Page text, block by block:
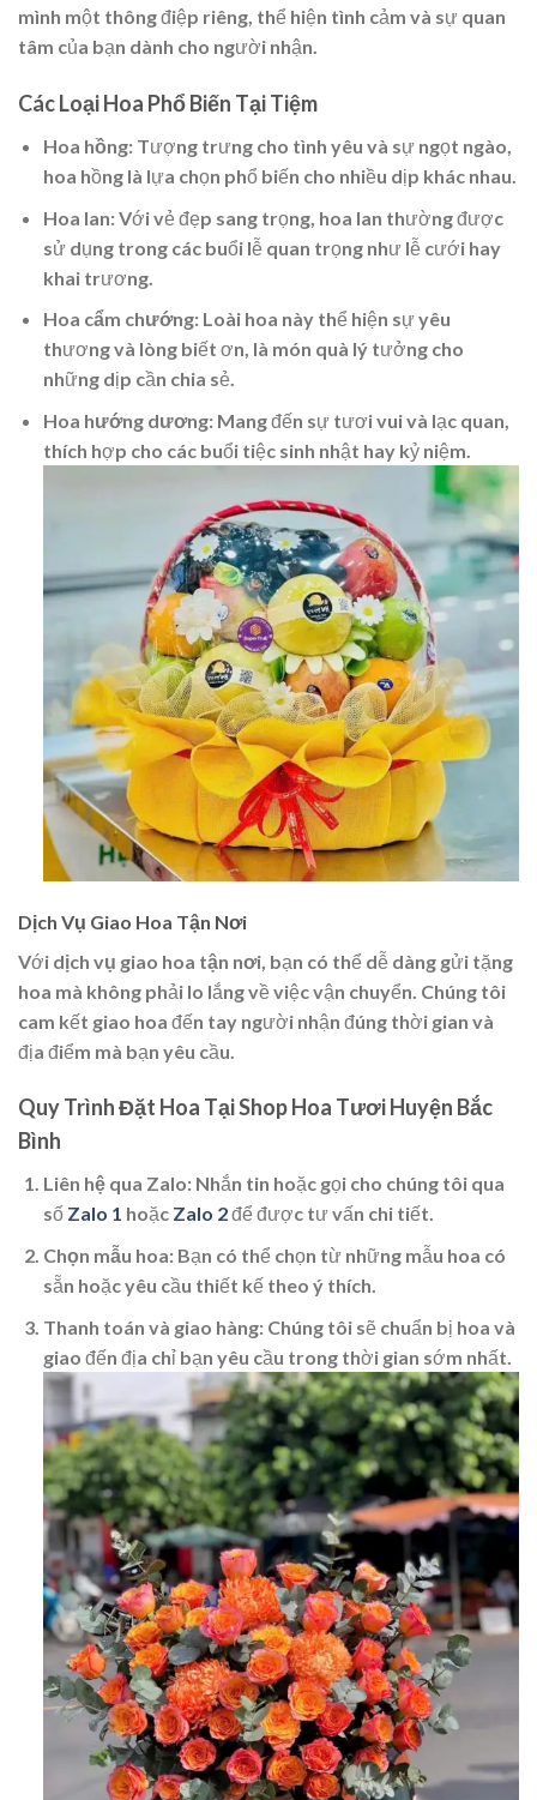
mình một thông điệp riêng, thể hiện tình cảm và sự quan
tâm của bạn dành cho người nhận.
Các Loại Hoa Phổ Biến Tại Tiệm
Hoa hồng: Tượng trưng cho tình yêu và sự ngọt ngào,
hoa hồng là lựa chọn phổ biến cho nhiều dịp khác nhau.
Hoa lan: Với vẻ đẹp sang trọng, hoa lan thường được
sử dụng trong các buổi lễ quan trọng như lễ cưới hay
khai trương.
Hoa cẩm chướng: Loài hoa này thể hiện sự yêu
thương và lòng biết ơn, là món quà lý tưởng cho
những dịp cần chia sẻ.
Hoa hướng dương: Mang đến sự tươi vui và lạc quan,
thích hợp cho các buổi tiệc sinh nhật hay kỷ niệm.
Dịch Vụ Giao Hoa Tận Nơi
Với dịch vụ giao hoa tận nơi , bạn có thể dễ dàng gửi tặng
hoa mà không phải lo lắng về việc vận chuyển. Chúng tôi
cam kết giao hoa đến tay người nhận đúng thời gian và
địa điểm mà bạn yêu cầu.
Quy Trình Đặt Hoa Tại Shop Hoa Tươi Huyện Bắc
Bình
Liên hệ qua Zalo: Nhắn tin hoặc gọi cho chúng tôi qua
số Zalo 1 hoặc Zalo 2để được tư vấn chi tiết.
Chọn mẫu hoa: Bạn có thể chọn từ những mẫu hoa có
sẵn hoặc yêu cầu thiết kế theo ý thích.
Thanh toán và giao hàng: Chúng tôi sẽ chuẩn bị hoa và
giao đến địa chỉ bạn yêu cầu trong thời gian sớm nhất.